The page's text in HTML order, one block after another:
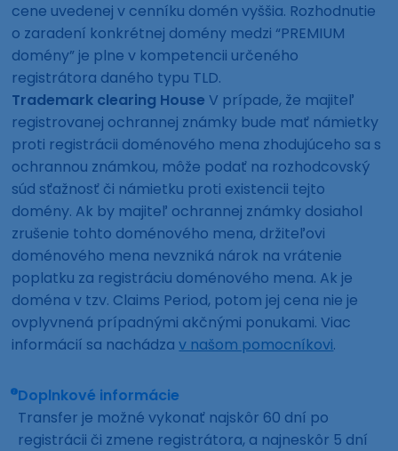
cene uvedenej v cenníku domén vyššia. Rozhodnutie
o zaradení konkrétnej domény medzi “PREMIUM
domény” je plne v kompetencii určeného
registrátora daného typu TLD.
Trademark clearing House V prípade, že majiteľ
registrovanej ochrannej známky bude mať námietky
proti registrácii doménového mena zhodujúceho sa s
ochrannou známkou, môže podať na rozhodcovský
súd sťažnosť či námietku proti existencii tejto
domény. Ak by majiteľ ochrannej známky dosiahol
zrušenie tohto doménového mena, držiteľovi
doménového mena nevzniká nárok na vrátenie
poplatku za registráciu doménového mena. Ak je
doména v tzv. Claims Period, potom jej cena nie je
ovplyvnená prípadnými akčnými ponukami. Viac
informácií sa nachádzav našom pomocníkovi.
Doplnkové informácie
Transfer je možné vykonať najskôr 60 dní po
registrácii či zmene registrátora, a najneskôr 5 dní